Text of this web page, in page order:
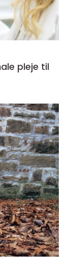
pleje til